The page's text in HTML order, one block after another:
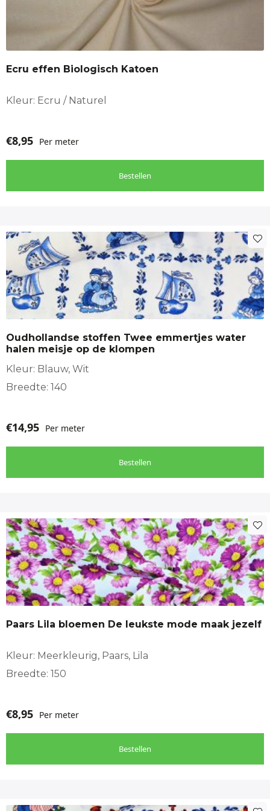
Stof geschikt voor
Babykamer, babykleding, Babynest, Blouse kinderen,
ledikantlakentje
Ecru effen Biologisch Katoen
Kleur: Ecru / Naturel
€8,95 Per meter
Bestellen
Oudhollandse stoffen Twee emmertjes water
halen meisje op de klompen
Kleur: Blauw, Wit
Breedte: 140
€14,95 Per meter
Bestellen
Paars Lila bloemen De leukste mode maak jezelf
Kleur: Meerkleurig, Paars, Lila
Breedte: 150
€8,95 Per meter
Bestellen